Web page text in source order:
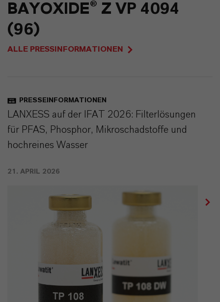
BAYOXIDE® Z VP 4094
(96)
ALLE PRESSINFORMATIONEN
PRESSEINFORMATIONEN
LANXESS auf der IFAT 2026: Filterlösungen
für PFAS, Phosphor, Mikroschadstoffe und
hochreines Wasser
21. APRIL 2026